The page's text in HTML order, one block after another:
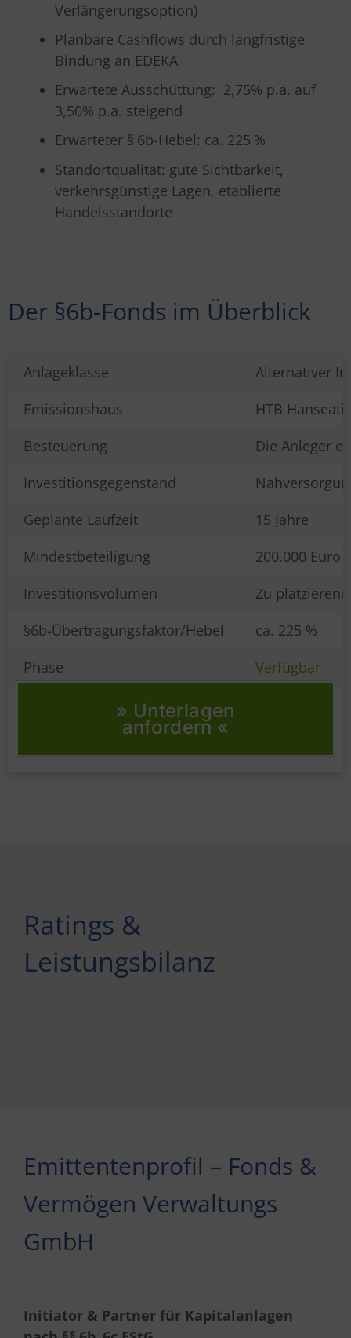
Verlängerungsoption)
Planbare Cashflows durch langfristige
Bindung an EDEKA
Erwartete Ausschüttung: 2,75% p.a. auf
3,50% p.a. steigend
Erwarteter § 6b-Hebel: ca. 225 %
Standortqualität: gute Sichtbarkeit,
verkehrsgünstige Lagen, etablierte
Handelsstandorte
Der §6b-Fonds im Überblick
Anlageklasse
Alternativer
Emissionshaus
HTB
Besteuerung
Die Anleger
Investitionsgegenstand
Geplante Laufzeit
15 Jahre
Mindestbeteiligung
200.000 Euro
Investitionsvolumen
Zu
§6b-Übertragungsfaktor/Hebel
ca. 225 %
Phase
Verfügbar
» Unterlagen
anfordern «
Ratings &
Leistungsbilanz
Emittentenprofil – Fonds &
Vermögen Verwaltungs
GmbH
Initiator & Partner für Kapitalanlagen